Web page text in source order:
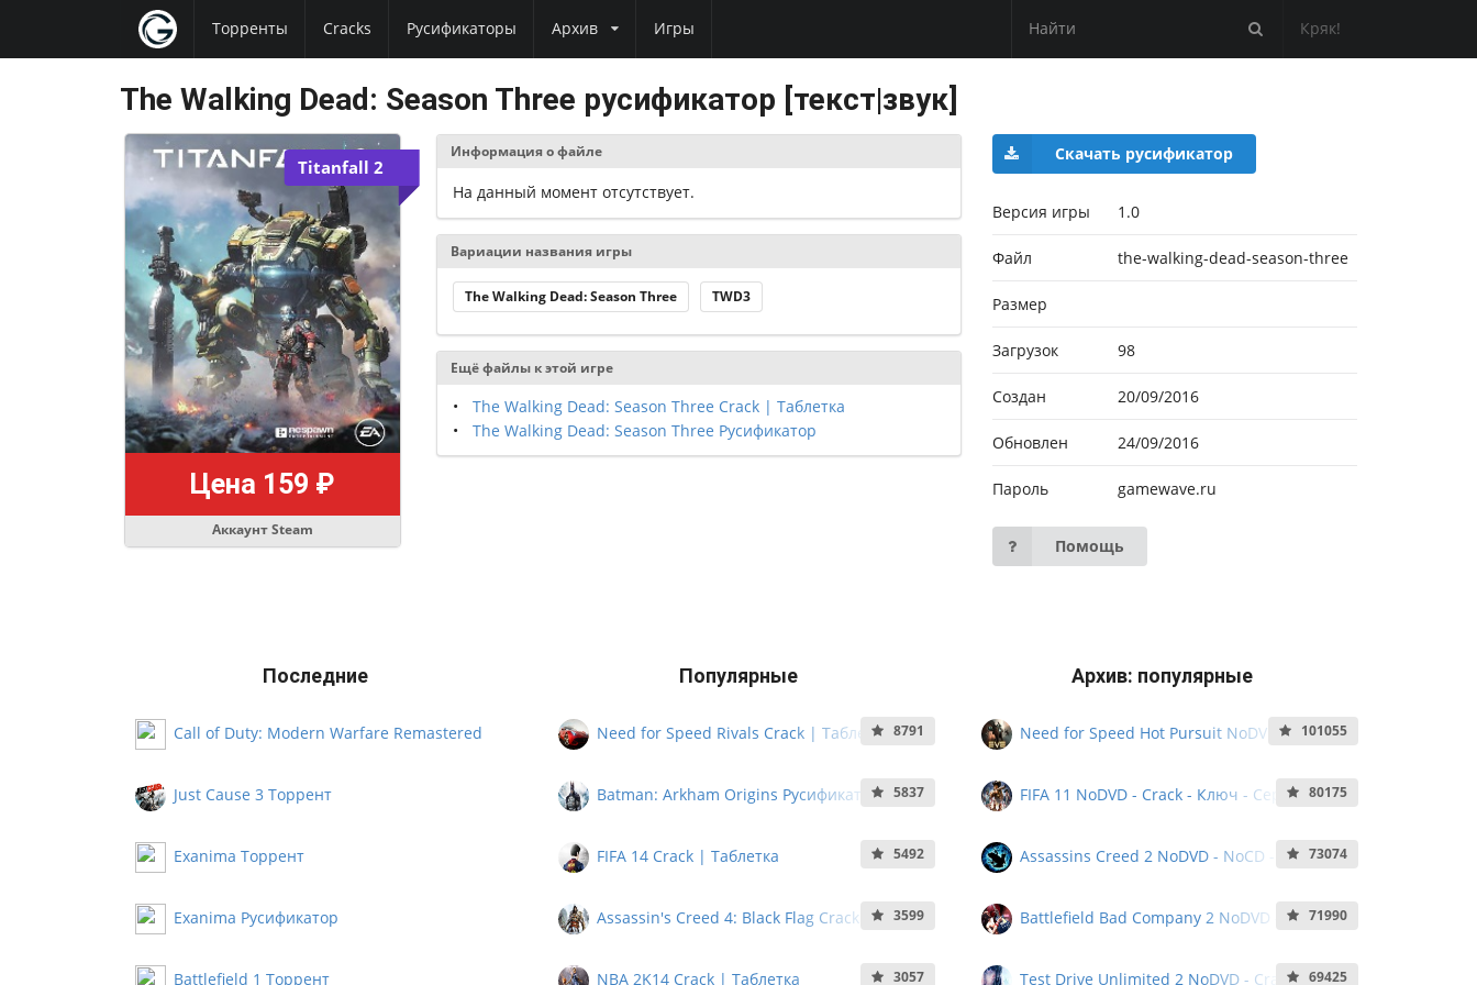
Торренты Cracks Русификаторы Архив Игры Кряк!
The Walking Dead: Season Three русификатор [текст|звук]
Titanfall 2
Аккаунт Steam
Цена 159 ₽
Информация о файле
На данный момент отсутствует.
Вариации названия игры
The Walking Dead: Season Three TWD3
Ещё файлы к этой игре
The Walking Dead: Season Three Crack | Таблетка
The Walking Dead: Season Three Русификатор
Скачать русификатор
Версия игры 1.0
Файл the-walking-dead-season-three
Размер
Загрузок 98
Создан 20/09/2016
Обновлен 24/09/2016
Пароль gamewave.ru
Помощь
Последние
Call of Duty: Modern Warfare Remastered
Just Cause 3 Торрент
Exanima Торрент
Exanima Русификатор
Battlefield 1 Торрент
Популярные
Need for Speed Rivals Crack | Таблетка 8791
Batman: Arkham Origins Русификатор 5837
FIFA 14 Crack | Таблетка 5492
Assassin's Creed 4: Black Flag Crack |
3599
NBA 2K14 Crack | Таблетка 3057
Архив: популярные
Need for Speed Hot Pursuit NoDVD - Crack
101055
FIFA 11 NoDVD - Crack - Ключ - Серийный
80175
Assassins Creed 2 NoDVD - NoCD - Crack -73074
Battlefield Bad Company 2 NoDVD - NoCD -
71990
Test Drive Unlimited 2 NoDVD - Crack - 69425